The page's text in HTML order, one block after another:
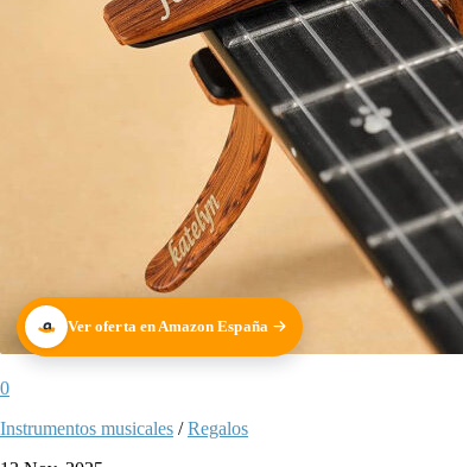
Ver oferta en Amazon España
0
Instrumentos musicales /Regalos